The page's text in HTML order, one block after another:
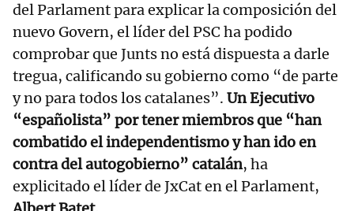
del Parlament para explicar la composición del
nuevo Govern, el líder del PSC ha podido
comprobar que Junts no está dispuesta a darle
tregua, calificando su gobierno como “de parte
y no para todos los catalanes”. Un Ejecutivo
“españolista” por tener miembros que “han
combatido el independentismo y han ido en
contra del autogobierno” catalán, ha
explicitado el líder de JxCat en el Parlament,